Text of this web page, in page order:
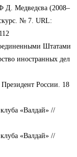
Д. Медведєва (2008–
№ 7. URL:
Штатами
иностранных дел
России. 18
«Валдай» //
«Валдай» //